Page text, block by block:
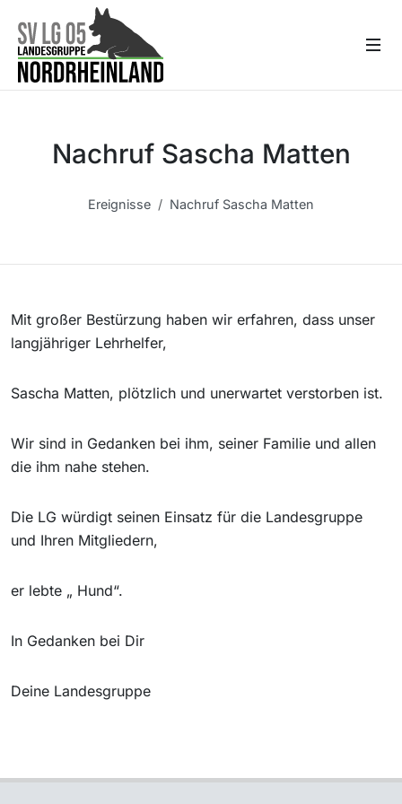
Nachruf Sascha Matten
Ereignisse Nachruf Sascha Matten
Mit großer Bestürzung haben wir erfahren, dass unser
langjähriger Lehrhelfer,
Sascha Matten, plötzlich und unerwartet verstorben ist.
Wir sind in Gedanken bei ihm, seiner Familie und allen
die ihm nahe stehen.
Die LG würdigt seinen Einsatz für die Landesgruppe
und Ihren Mitgliedern,
er lebte „ Hund“.
In Gedanken bei Dir
Deine Landesgruppe